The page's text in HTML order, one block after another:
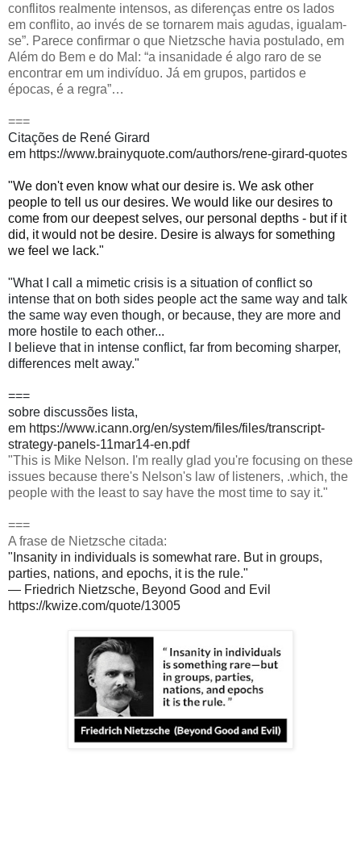
conflitos realmente intensos, as diferenças entre os lados
em conflito, ao invés de se tornarem mais agudas, igualam-
se”. Parece confirmar o que Nietzsche havia postulado, em
Além do Bem e do Mal: “a insanidade é algo raro de se
encontrar em um indivíduo. Já em grupos, partidos e
épocas, é a regra”…
===
Citações de René Girard
em https://www.brainyquote.com/authors/rene-girard-quotes
"We don't even know what our desire is. We ask other
people to tell us our desires. We would like our desires to
come from our deepest selves, our personal depths - but if it
did, it would not be desire. Desire is always for something
we feel we lack."
"What I call a mimetic crisis is a situation of conflict so
intense that on both sides people act the same way and talk
the same way even though, or because, they are more and
more hostile to each other...
I believe that in intense conflict, far from becoming sharper,
differences melt away."
===
sobre discussões lista,
em https://www.icann.org/en/system/files/files/transcript-
strategy-panels-11mar14-en.pdf
"This is Mike Nelson. I'm really glad you're focusing on these
issues because there's Nelson's law of listeners, .which, the
people with the least to say have the most time to say it."
===
A frase de Nietzsche citada:
"Insanity in individuals is somewhat rare. But in groups,
parties, nations, and epochs, it is the rule."
— Friedrich Nietzsche, Beyond Good and Evil
https://kwize.com/quote/13005